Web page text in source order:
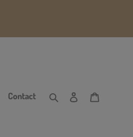
Contact RechercherSe connecter